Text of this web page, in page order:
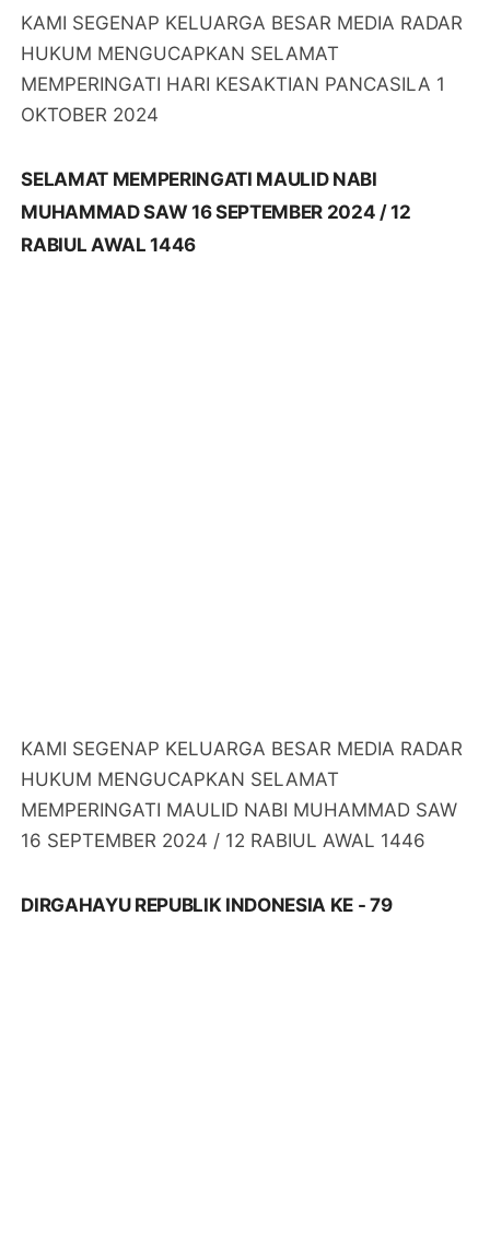
KAMI SEGENAP KELUARGA BESAR MEDIA RADAR
HUKUM MENGUCAPKAN SELAMAT
MEMPERINGATI HARI KESAKTIAN PANCASILA 1
OKTOBER 2024
SELAMAT MEMPERINGATI MAULID NABI
MUHAMMAD SAW 16 SEPTEMBER 2024 / 12
RABIUL AWAL 1446